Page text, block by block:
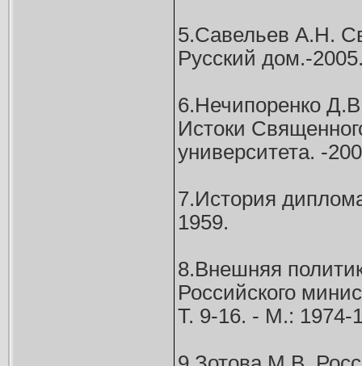
5.Савельев А.Н.
Русский дом.-
6.Нечипоренко
Истоки
университета. -
7.История
1959.
8.Внешняя
Российского
Т. 9-16. - М.: 1974-